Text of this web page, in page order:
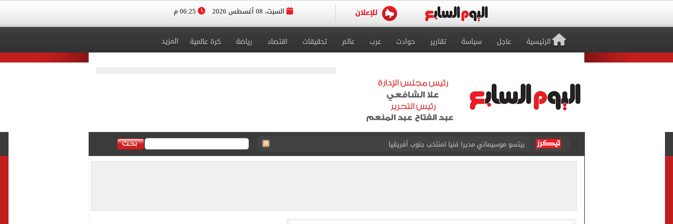
السبت، 08 أغسطس 2026
الرئيسية عاجل سياسة تقارير حوادث عرب عالم تحقيقات اقتصاد رياضة كرة عالمية المزيد
بيتسو موسيماني مديرا فنيا لمنتخب جنوب أفريقيا
كل شيء يبدأ من العقل.. رسالة غامضة من عبد الله السعيد بعد غيابه عن الزمالك
تقارير: الأهلى يضع اللمسات الأخيرة على صفقة جوردان مينديز